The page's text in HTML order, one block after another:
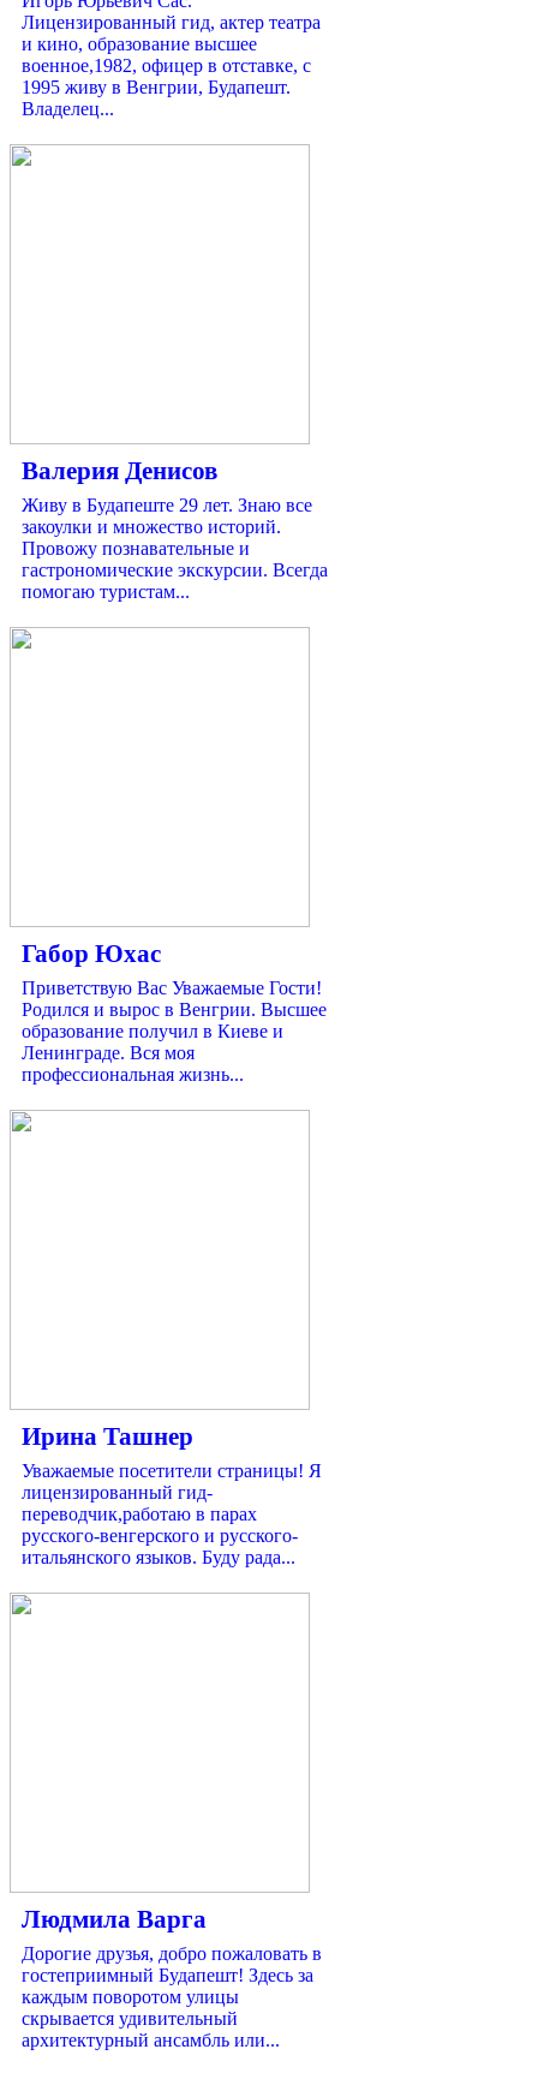
Лицензированный гид, актер театра
и кино, образование высшее
военное,1982, офицер в отставке, с
1995 живу в Венгрии, Будапешт.
Владелец...
Валерия Денисов
Живу в Будапеште 29 лет. Знаю все
закоулки и множество историй.
Провожу познавательные и
гастрономические экскурсии. Всегда
помогаю туристам...
Габор Юхас
Приветствую Вас Уважаемые Гости!
Родился и вырос в Венгрии. Высшее
образование получил в Киеве и
Ленинграде. Вся моя
профессиональная жизнь...
Ирина Ташнер
Уважаемые посетители страницы! Я
лицензированный гид-
переводчик,работаю в парах
русского-венгерского и русского-
итальянского языков. Буду рада...
Людмила Варга
Дорогие друзья, добро пожаловать в
гостеприимный Будапешт! Здесь за
каждым поворотом улицы
скрывается удивительный
архитектурный ансамбль или...